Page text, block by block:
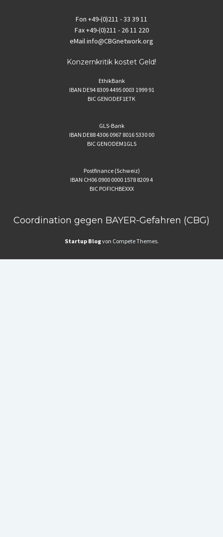
Fon +49-(0)211 - 33 39 11
Fax+49-(0)211 - 26 11 220
eMailinfo@CBGnetwork.org
Konzernkritik kostet Geld!
EthikBank
IBAN DE94 8309 4495 0003 1999 91
BIC GENODEF1ETK
GLS-Bank
IBAN DE88 4306 0967 8016 5330 00
BIC GENODEM1GLS
Postfinance (Schweiz)
IBAN CH06 0900 0000 1578 8209 4
BIC POFICHBEXXX
Coordination gegen BAYER-Gefahren (CBG)
Startup Blogvon Compete Themes.